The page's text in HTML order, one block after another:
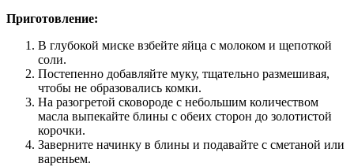
Приготовление:
В глубокой миске взбейте яйца с молоком и щепоткой
соли.
Постепенно добавляйте муку, тщательно размешивая,
чтобы не образовались комки.
На разогретой сковороде с небольшим количеством
масла выпекайте блины с обеих сторон до золотистой
корочки.
Заверните начинку в блины и подавайте с сметаной или
вареньем.